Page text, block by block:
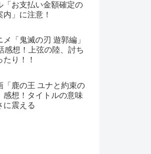
「お支払い金額確定の
内」に注意！
メ「鬼滅の刃 遊郭編」
感想！上弦の陸、討ち
たり！！
「鹿の王 ユナと約束の
感想！タイトルの意味
に震える